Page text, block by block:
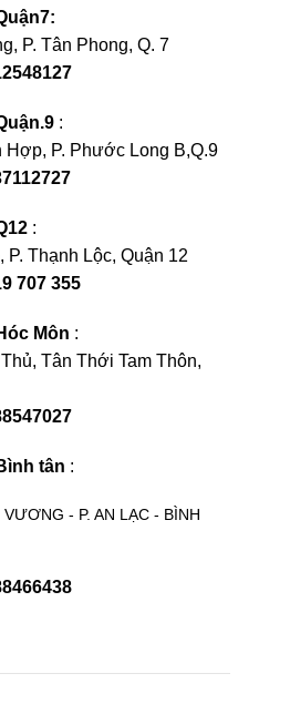
P. Tân Phong, Q. 7
:
Hợp, P. Phước Long B,Q.9
:
P. Thạnh Lộc, Quận 12
707 355
Môn :
Tân Thới Tam Thôn,
tân :
- P. AN LẠC - BÌNH